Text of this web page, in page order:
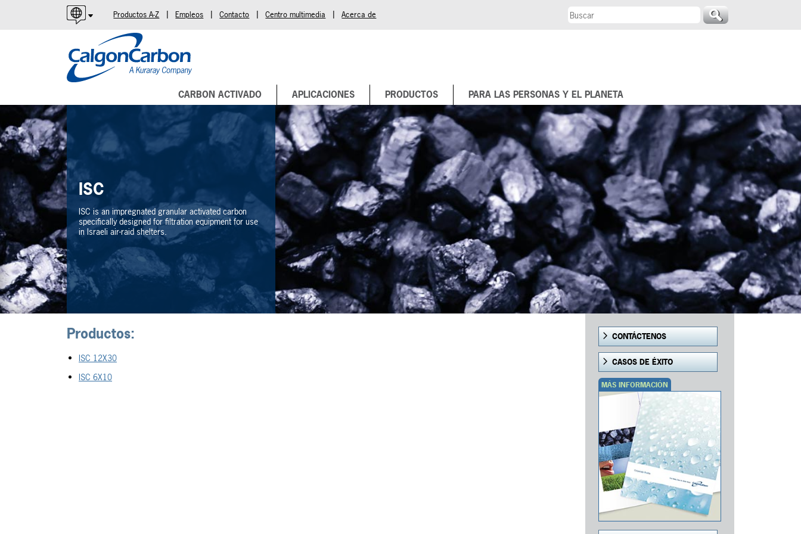
English
Español
Productos A-Z | Empleos | Contacto | Centro multimedia | Acerca de
CARBON ACTIVADO APLICACIONES PRODUCTOS PARA LAS PERSONAS Y EL PLANETA
ISC
ISC is an impregnated granular activated carbon
specifically designed for filtration equipment for use
in Israeli air-raid shelters.
CONTÁCTENOS
CASOS DE ÉXITO
MÁS INFORMACIÓN
Productos:
ISC 12X30
ISC 6X10